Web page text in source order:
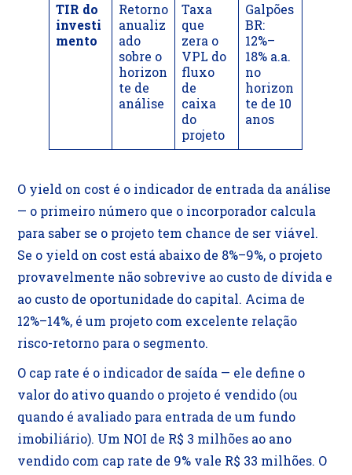
TIR do
investi
mento
Retorno
anualiz
ado
sobre o
horizon
te de
análise
Taxa
que
zera o
VPL do
fluxo
de
caixa
do
projeto
Galpões
BR:
12%–
18% a.a.
no
horizon
te de 10
anos
O yield on cost é o indicador de entrada da análise
— o primeiro número que o incorporador calcula
para saber se o projeto tem chance de ser viável.
Se o yield on cost está abaixo de 8%–9%, o projeto
provavelmente não sobrevive ao custo de dívida e
ao custo de oportunidade do capital. Acima de
12%–14%, é um projeto com excelente relação
risco-retorno para o segmento.
O cap rate é o indicador de saída — ele define o
valor do ativo quando o projeto é vendido (ou
quando é avaliado para entrada de um fundo
imobiliário). Um NOI de R$ 3 milhões ao ano
vendido com cap rate de 9% vale R$ 33 milhões. O